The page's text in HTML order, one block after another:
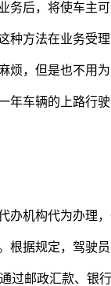
务后，将使车主
方法在业务受理
烦，但是也不用
年车辆的上路行驶
办机构代为办理
根据规定，驾驶
过邮政汇款、银